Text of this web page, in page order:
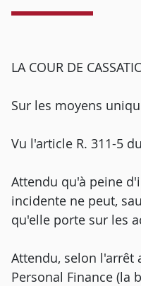
LA COUR DE
Sur les moyens
Vu l'article R. 311-5
Attendu qu'à peine
incidente ne peut,
qu'elle porte sur les
Attendu, selon l'arrêt
Personal Finance (la